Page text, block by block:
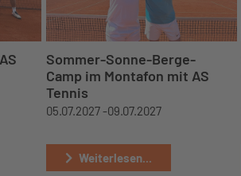
Sommer-Sonne-Berge-
Camp im Montafon mit AS
Tennis
05.07.2027 -09.07.2027
Weiterlesen...